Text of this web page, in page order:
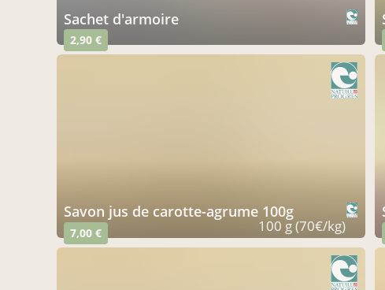
sachet d'armoire
2,90 €
savon jus de carotte-agrume 100g
7,00 € 100 g (70€/kg)